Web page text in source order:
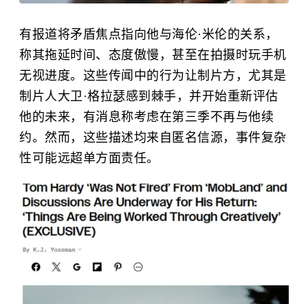
有报道将矛盾焦点指向他与海伦·米伦的关系，
称其拖延时间、态度傲慢，甚至在拍摄时玩手机
无视进度。这些传闻中的行为让制片方，尤其是
制片人大卫·格拉瑟感到棘手，并开始重新评估
他的未来，有消息称考虑在第三季不再与他续
约。然而，这些描述均来自匿名信源，事件复杂
性可能远超单方面责任。